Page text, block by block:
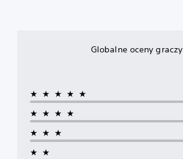
Globalne oceny graczy
★★★★★
★★★★
★★★
★★